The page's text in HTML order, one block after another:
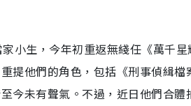
小生，今年初重返無綫任《萬千
提他們的角色，包括《刑事偵緝
今未有聲氣。不過，近日他們合